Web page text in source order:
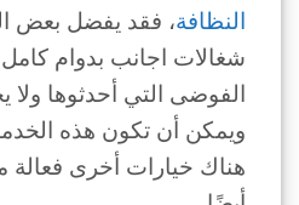
النظافة، فقد يفضل بعض
شغالات اجانب بدوام
الفوضى التي أحدثوها ولا
ويمكن أن تكون هذه
هناك خيارات أخرى فعالة